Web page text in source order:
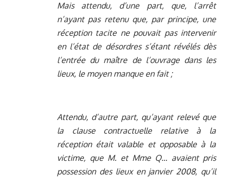
Mais attendu, d’une part, que, l’arrêt
n’ayant pas retenu que, par principe, une
réception tacite ne pouvait pas intervenir
en l’état de désordres s’étant révélés dès
l’entrée du maître de l’ouvrage dans les
lieux, le moyen manque en fait ;
Attendu, d’autre part, qu’ayant relevé que
la clause contractuelle relative à la
réception était valable et opposable à la
victime, que M. et Mme Q… avaient pris
possession des lieux en janvier 2008, qu’il